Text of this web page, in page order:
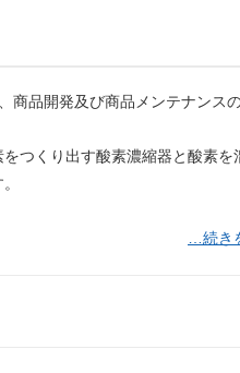
商品開発及び商品メンテナンス
つくり出す酸素濃縮器と酸素を
…続き